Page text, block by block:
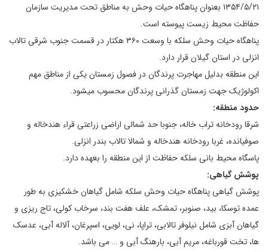
۱۳۵۴/۵/۲۱ بعنوان پناهگاه حیات وحش به مناطق تحت مدیریت سازمان
حفاظت محیط زیست پیوسته است.
پناهگاه حیات وحش سلکه با وسعت ۳۶۰ هکتار در قسمت جنوب شرقی تالاب
انزلی در استان گیلان قرار دارد.
این منطقه بدلیل مهاجرت پرندگان در فصول زمستان یکی از مناطق مهم
اکولوژیک جهت زمستان گذرانی پرندگان محسوب میشود.
حدود منطقه:
شرقا رودخانه تراب خاله، جنوبا حد شمالی اراضی زراعتی قراء هندخاله و
صوفیانده، غربا رودخانه هندخاله و شمالا تالاب بندر انزلی.
پاسگاه محیط بانی سلکه حفاظت از این منطقه را بعهده دارد.
پوشش گیاهی:
پوشش گیاهی پناهگاه حیات وحش سلکه شامل گیاهان خشکیزی به طور
عمده توسکا، بید، صنوبر، تمشک، علف هفت بند، سرخاب کولی، تاج ریزی و
گیاهان آبزی شامل نیلوفر تالابی، تراپا، نی، لویی، اسپرغان، آلاله آبی، عدسک
ها، تخت قورباغه، مریم آبی، بارهنگ آبی و … می باشد.